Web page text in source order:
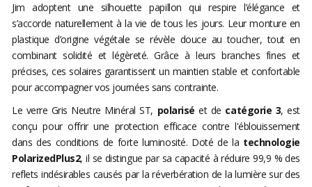
Jim adoptent une silhouette papillon qui respire l’élégance et
s’accorde naturellement à la vie de tous les jours. Leur monture en
plastique d’origine végétale se révèle douce au toucher, tout en
combinant solidité et légèreté. Grâce à leurs branches fines et
précises, ces solaires garantissent un maintien stable et confortable
pour accompagner vos journées sans contrainte.
Le verre Gris Neutre Minéral ST, polariséet de catégorie 3, est
conçu pour offrir une protection efficace contre l'éblouissement
dans des conditions de forte luminosité. Doté de la technologie
PolarizedPlus2, il se distingue par sa capacité à réduire 99,9 % des
reflets indésirables causés par la réverbération de la lumière sur des